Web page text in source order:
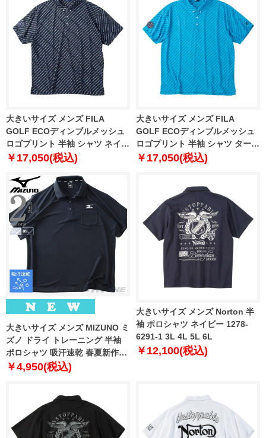
大きいサイズ メンズ FILA
GOLF ECOディンブルメッシュ
ロゴプリント 半袖 シャツ ネイビ
ー 1278-6241-1 3L 4L 5L 6L
￥17,050(税込)
大きいサイズ メンズ FILA
GOLF ECOディンブルメッシュ
ロゴプリント 半袖 シャツ ターコ
イズ 1278-6241-2 3L 4L 5L 6L
￥17,050(税込)
大きいサイズ メンズ MIZUNO ミ
ズノ ドライ トレーニング 半袖
ポロシャツ 吸汗速乾 春夏新作
k2jadb81
￥4,950(税込)
大きいサイズ メンズ Norton 半
袖 ポロシャツ ネイビー 1278-
6291-1 3L 4L 5L 6L
￥12,100(税込)